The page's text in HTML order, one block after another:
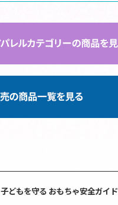
子どもを守る おもちゃ安全ガイド